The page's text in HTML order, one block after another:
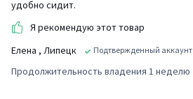
удобно сидит.
Я рекомендую этот товар
Елена , Липецк Подтвержденный аккаунт
Продолжительность владения 1 неделю